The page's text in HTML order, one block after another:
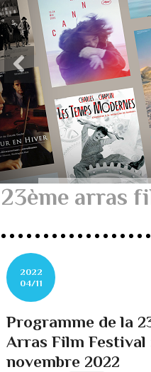
23ème arras
2022
04/11
Programme de la
Arras Film Festival
novembre 2022